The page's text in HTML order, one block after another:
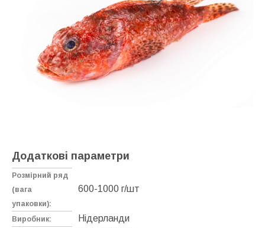
Додаткові параметри
Розмірний ряд
(вага
упаковки):
600-1000 г/шт
Виробник: Нідерланди